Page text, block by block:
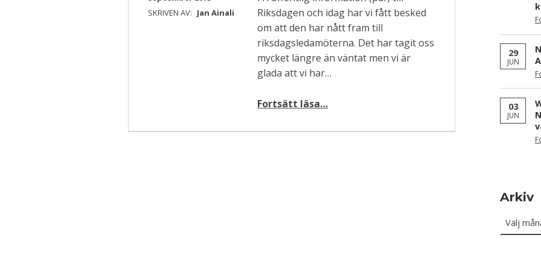
SKRIVEN AV: Jan Ainali
Riksdagen och idag har vi fått besked
om att den har nått fram till
riksdagsledamöterna. Det har tagit oss
mycket längre än väntat men vi är
glada att vi har…
Fortsätt läsa…
29
JUN
03
JUN
Arkiv